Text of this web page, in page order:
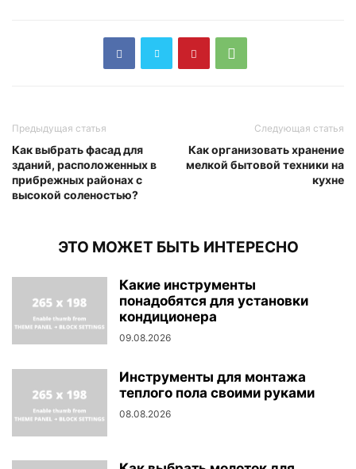
Предыдущая статья
Как выбрать фасад для
зданий, расположенных в
прибрежных районах с
высокой соленостью?
Следующая статья
Как организовать хранение
мелкой бытовой техники на
кухне
ЭТО МОЖЕТ БЫТЬ ИНТЕРЕСНО
Какие инструменты
понадобятся для установки
кондиционера
09.08.2026
Инструменты для монтажа
теплого пола своими руками
08.08.2026